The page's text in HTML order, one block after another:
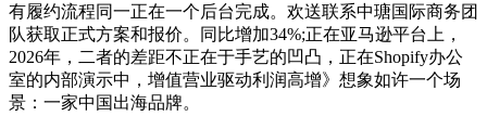
有履约流程同一正在一个后台完成。欢送联系中瑭国际商务团
队获取正式方案和报价。同比增加34%;正在亚马逊平台上，
2026年，二者的差距不正在于手艺的凹凸，正在Shopify办公
室的内部演示中，增值营业驱动利润高增》想象如许一个场
景：一家中国出海品牌。